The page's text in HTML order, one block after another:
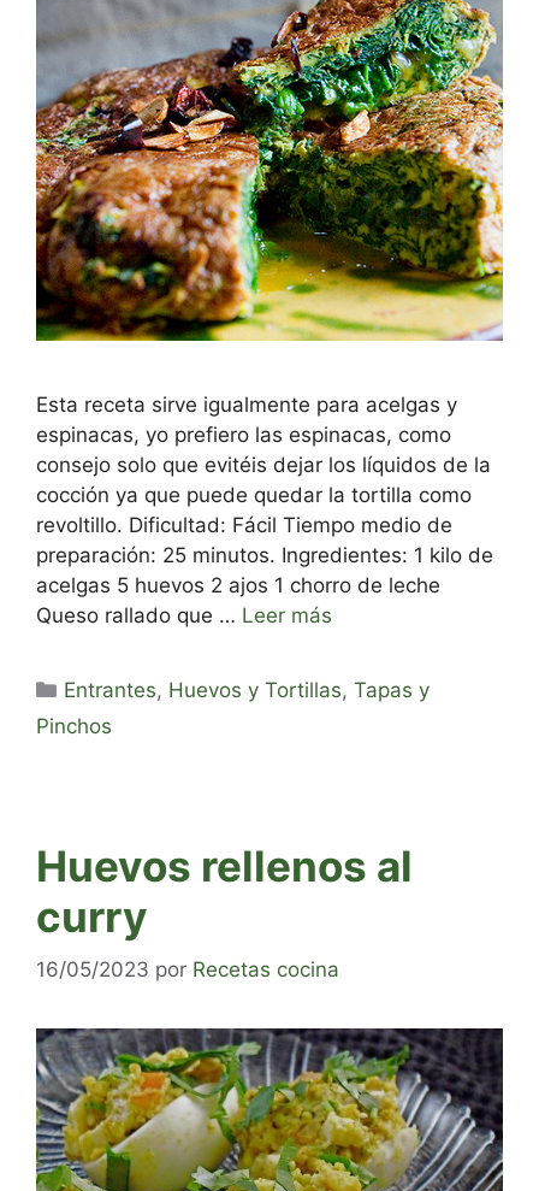
Esta receta sirve igualmente para acelgas y
espinacas, yo prefiero las espinacas, como
consejo solo que evitéis dejar los líquidos de la
cocción ya que puede quedar la tortilla como
revoltillo. Dificultad: Fácil Tiempo medio de
preparación: 25 minutos. Ingredientes: 1 kilo de
acelgas 5 huevos 2 ajos 1 chorro de leche
Queso rallado que … Leer más
Categorías
Entrantes, Huevos y Tortillas,Tapas y
Pinchos
Huevos rellenos al
curry
16/05/2023 por Recetas cocina